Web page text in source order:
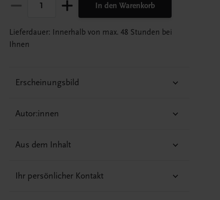
In den Warenkorb
Lieferdauer: Innerhalb von max. 48 Stunden bei
Ihnen
Erscheinungsbild
Autor:innen
Aus dem Inhalt
Ihr persönlicher Kontakt